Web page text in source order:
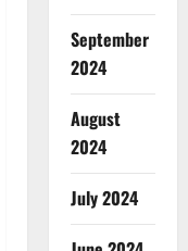
September
2024
August
2024
July 2024